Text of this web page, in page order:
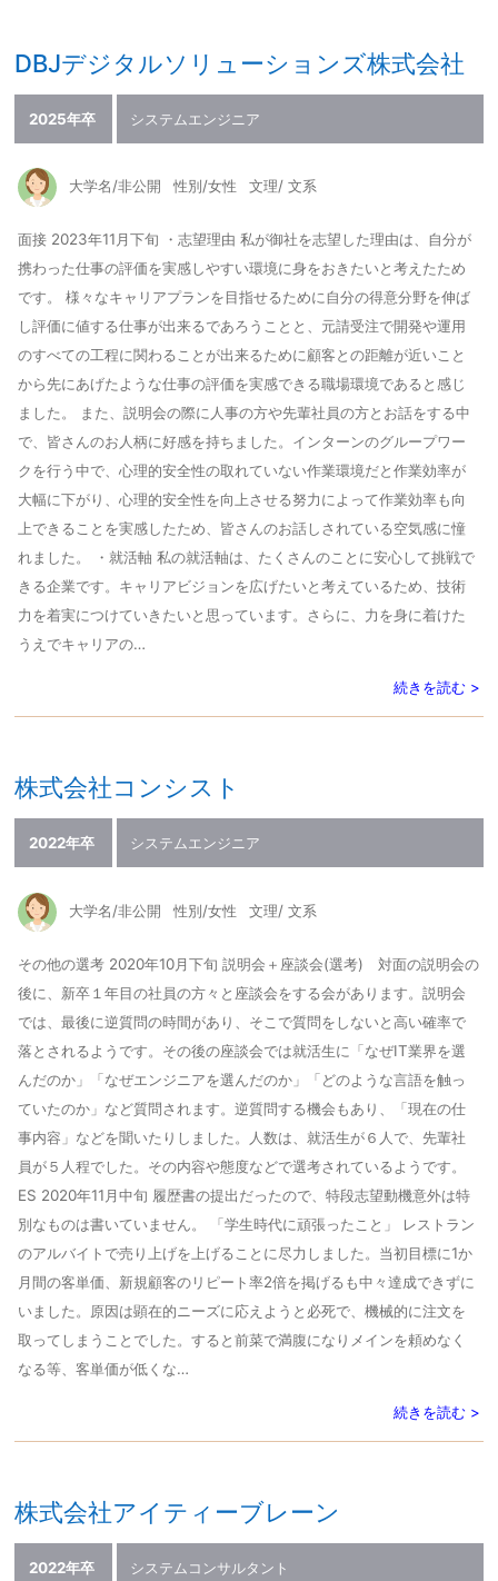
DBJデジタルソリューションズ株式会社
2025年卒 システムエンジニア
大学名/非公開 性別/女性 文理/ 文系
面接 2023年11月下旬 ・志望理由 私が御社を志望した理由は、自分が
携わった仕事の評価を実感しやすい環境に身をおきたいと考えたため
です。 様々なキャリアプランを目指せるために自分の得意分野を伸ば
し評価に値する仕事が出来るであろうことと、元請受注で開発や運用
のすべての工程に関わることが出来るために顧客との距離が近いこと
から先にあげたような仕事の評価を実感できる職場環境であると感じ
ました。 また、説明会の際に人事の方や先輩社員の方とお話をする中
で、皆さんのお人柄に好感を持ちました。インターンのグループワー
クを行う中で、心理的安全性の取れていない作業環境だと作業効率が
大幅に下がり、心理的安全性を向上させる努力によって作業効率も向
上できることを実感したため、皆さんのお話しされている空気感に憧
れました。 ・就活軸 私の就活軸は、たくさんのことに安心して挑戦で
きる企業です。キャリアビジョンを広げたいと考えているため、技術
力を着実につけていきたいと思っています。さらに、力を身に着けた
うえでキャリアの…
続きを読む >
株式会社コンシスト
2022年卒 システムエンジニア
大学名/非公開 性別/女性 文理/ 文系
その他の選考 2020年10月下旬 説明会＋座談会(選考) 対面の説明会の
後に、新卒１年目の社員の方々と座談会をする会があります。説明会
では、最後に逆質問の時間があり、そこで質問をしないと高い確率で
落とされるようです。その後の座談会では就活生に「なぜIT業界を選
んだのか」「なぜエンジニアを選んだのか」「どのような言語を触っ
ていたのか」など質問されます。逆質問する機会もあり、「現在の仕
事内容」などを聞いたりしました。人数は、就活生が６人で、先輩社
員が５人程でした。その内容や態度などで選考されているようです。
ES 2020年11月中旬 履歴書の提出だったので、特段志望動機意外は特
別なものは書いていません。 「学生時代に頑張ったこと」 レストラン
のアルバイトで売り上げを上げることに尽力しました。当初目標に1か
月間の客単価、新規顧客のリピート率2倍を掲げるも中々達成できずに
いました。原因は顕在的ニーズに応えようと必死で、機械的に注文を
取ってしまうことでした。すると前菜で満腹になりメインを頼めなく
なる等、客単価が低くな…
続きを読む >
株式会社アイティーブレーン
2022年卒 システムコンサルタント